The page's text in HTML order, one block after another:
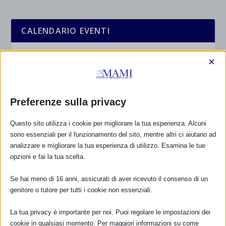
CALENDARIO EVENTI
Non ci sono eventi
TUTTI GLI EVENTI
FARMACI IN ALLATTAMENTO E
GRAVIDANZA
NUMERO VERDE GRATUITO
800.883300
Maggiori informazioni
Preferenze sulla privacy
×
Questo sito utilizza i cookie per migliorare la tua esperienza. Alcuni
sono essenziali per il funzionamento del sito, mentre altri ci aiutano ad
analizzare e migliorare la tua esperienza di utilizzo. Esamina le tue
opzioni e fai la tua scelta.
Se hai meno di 16 anni, assicurati di aver ricevuto il consenso di un
genitore o tutore per tutti i cookie non essenziali.
La tua privacy è importante per noi. Puoi regolare le impostazioni dei
cookie in qualsiasi momento. Per maggiori informazioni su come